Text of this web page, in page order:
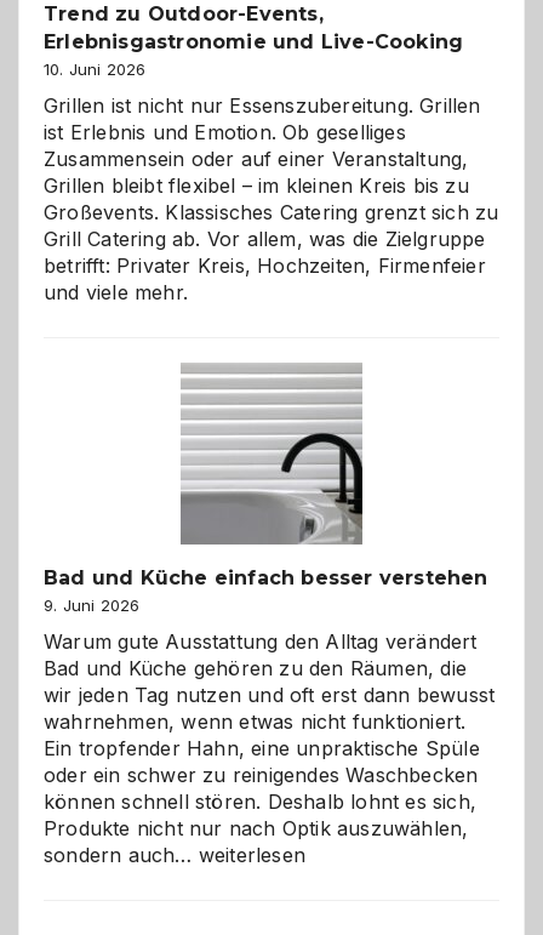
Trend zu Outdoor-Events,
Erlebnisgastronomie und Live-Cooking
10. Juni 2026
Grillen ist nicht nur Essenszubereitung. Grillen
ist Erlebnis und Emotion. Ob geselliges
Zusammensein oder auf einer Veranstaltung,
Grillen bleibt flexibel – im kleinen Kreis bis zu
Großevents. Klassisches Catering grenzt sich zu
Grill Catering ab. Vor allem, was die Zielgruppe
betrifft: Privater Kreis, Hochzeiten, Firmenfeier
und viele mehr.
Bad und Küche einfach besser verstehen
9. Juni 2026
Warum gute Ausstattung den Alltag verändert
Bad und Küche gehören zu den Räumen, die
wir jeden Tag nutzen und oft erst dann bewusst
wahrnehmen, wenn etwas nicht funktioniert.
Ein tropfender Hahn, eine unpraktische Spüle
oder ein schwer zu reinigendes Waschbecken
können schnell stören. Deshalb lohnt es sich,
Produkte nicht nur nach Optik auszuwählen,
sondern auch… Bad
weiterlesen